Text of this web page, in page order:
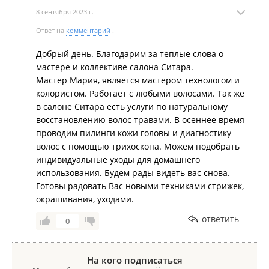
8 сентября 2023 г.
Ответ на комментарий .
Добрый день. Благодарим за теплые слова о
мастере и коллективе салона Ситара.
Мастер Мария, является мастером технологом и
колористом. Работает с любыми волосами. Так же
в салоне Ситара есть услуги по натуральному
восстановлению волос травами. В осеннее время
проводим пилинги кожи головы и диагностику
волос с помощью трихоскопа. Можем подобрать
индивидуальные уходы для домашнего
использования. Будем рады видеть вас снова.
Готовы радовать Вас новыми техниками стрижек,
окрашивания, уходами.
0 ответить
На кого подписаться